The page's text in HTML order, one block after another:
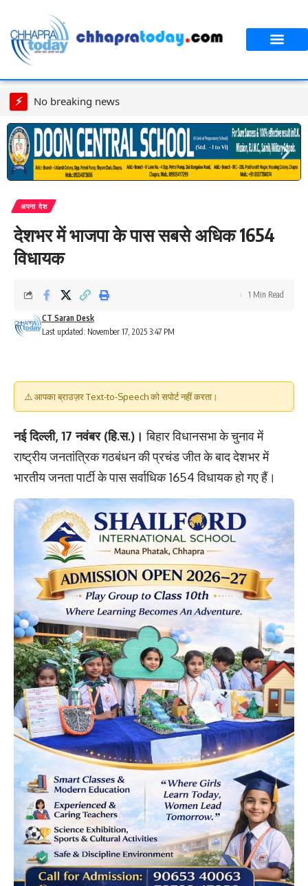
⚡ No breaking news
अपना देश
देशभर में भाजपा के पास सबसे अधिक 1654
विधायक
Last updated: November 17, 2025 3:47 PM
CT Saran Desk
1 Min Read
⚠️ आपका ब्राउज़र Text-to-Speech को सपोर्ट नहीं करता।
नई दिल्ली, 17 नवंबर (हि.स.)।बिहार विधानसभा के चुनाव में
राष्ट्रीय जनतांत्रिक गठबंधन की प्रचंड जीत के बाद देशभर में
भारतीय जनता पार्टी के पास सर्वाधिक 1654 विधायक हो गए हैं।